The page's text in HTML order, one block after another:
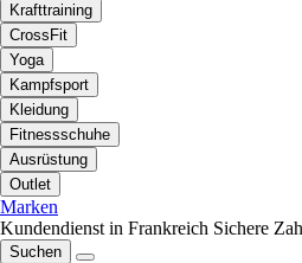
Krafttraining
CrossFit
Yoga
Kampfsport
Kleidung
Fitnessschuhe
Ausrüstung
Outlet
Marken
Kundendienst in Frankreich Sichere
Suchen